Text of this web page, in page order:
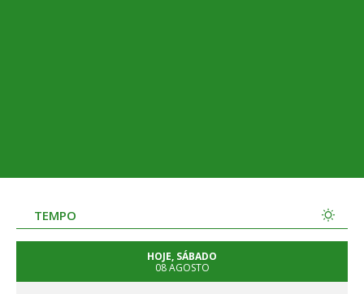
TEMPO
HOJE, SÁBADO
08 AGOSTO